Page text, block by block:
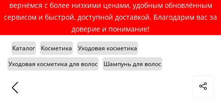
вернёмся с более низкими ценами, удобным обновлённым
сервисом и быстрой, доступной доставкой. Благодарим вас за
доверие и понимание!
Каталог Косметика
Уходовая косметика
Уходовая косметика для волос
Шампунь для волос